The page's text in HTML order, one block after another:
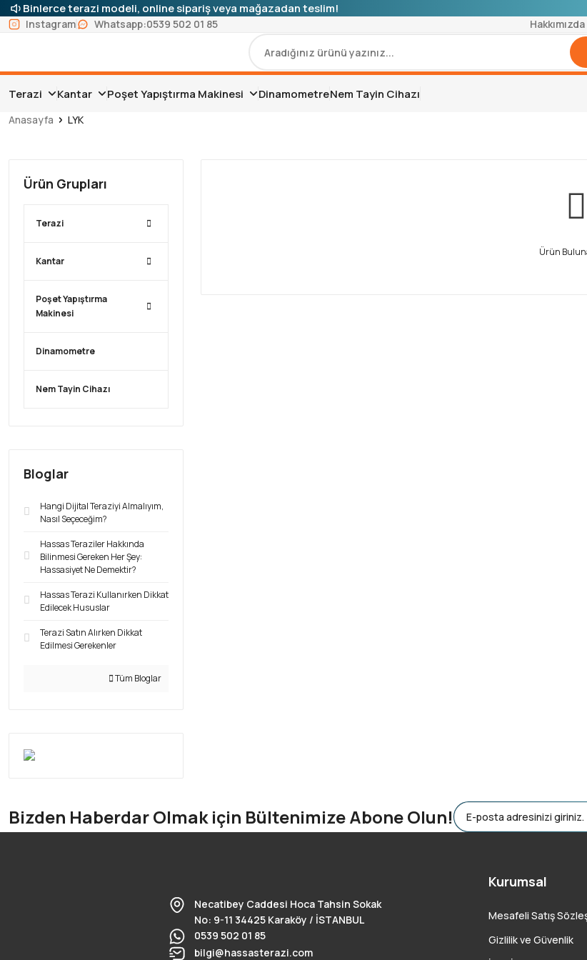
Binlerce terazi modeli, online sipariş veya mağazadan teslim!
Instagram Whatsapp:0539 502 01 85 Hakkımızda
Terazi Kantar Poşet Yapıştırma Makinesi DinamometreNem Tayin Cihazı
Anasayfa LYK
Ürün Grupları
Terazi
Kantar
Poşet Yapıştırma
Makinesi
Dinamometre
Nem Tayin Cihazı
Bloglar
Hangi Dijital Teraziyi Almalıyım,
Nasıl Seçeceğim?
Hassas Teraziler Hakkında
Bilinmesi Gereken Her Şey:
Hassasiyet Ne Demektir?
Hassas Terazi Kullanırken Dikkat
Edilecek Hususlar
Terazi Satın Alırken Dikkat
Edilmesi Gerekenler
Tüm Bloglar
Ürün
Bizden Haberdar Olmak için Bültenimize Abone Olun!
Necatibey Caddesi Hoca Tahsin Sokak
No: 9-11 34425 Karaköy / İSTANBUL
0539 502 01 85
bilgi@hassasterazi.com
Kurumsal
Mesafeli Satış
Gizlilik ve Güvenlik